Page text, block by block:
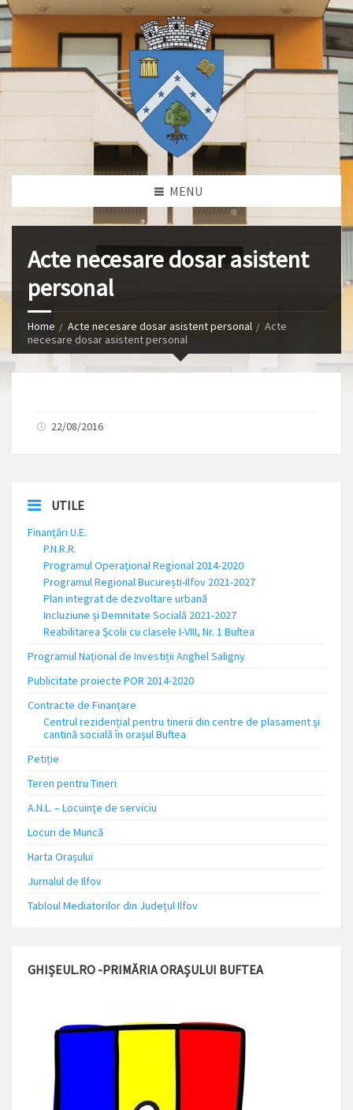
MENU
Acte necesare dosar asistent
personal
Home Acte necesare dosar asistent personal
Acte
necesare dosar asistent personal
22/08/2016
UTILE
Finanțări U.E.
P.N.R.R.
Programul Operațional Regional 2014-2020
Programul Regional București-Ilfov 2021-2027
Plan integrat de dezvoltare urbană
Incluziune și Demnitate Socială 2021-2027
Reabilitarea Școlii cu clasele I-VIII, Nr. 1 Buftea
Programul Național de Investiții Anghel Saligny
Publicitate proiecte POR 2014-2020
Contracte de Finanțare
Centrul rezidențial pentru tinerii din centre de plasament și
cantină socială în orașul Buftea
Petiție
Teren pentru Tineri
A.N.L. – Locuinţe de serviciu
Locuri de Muncă
Harta Orașului
Jurnalul de Ilfov
Tabloul Mediatorilor din Județul Ilfov
GHIȘEUL.RO -PRIMĂRIA ORAȘULUI BUFTEA